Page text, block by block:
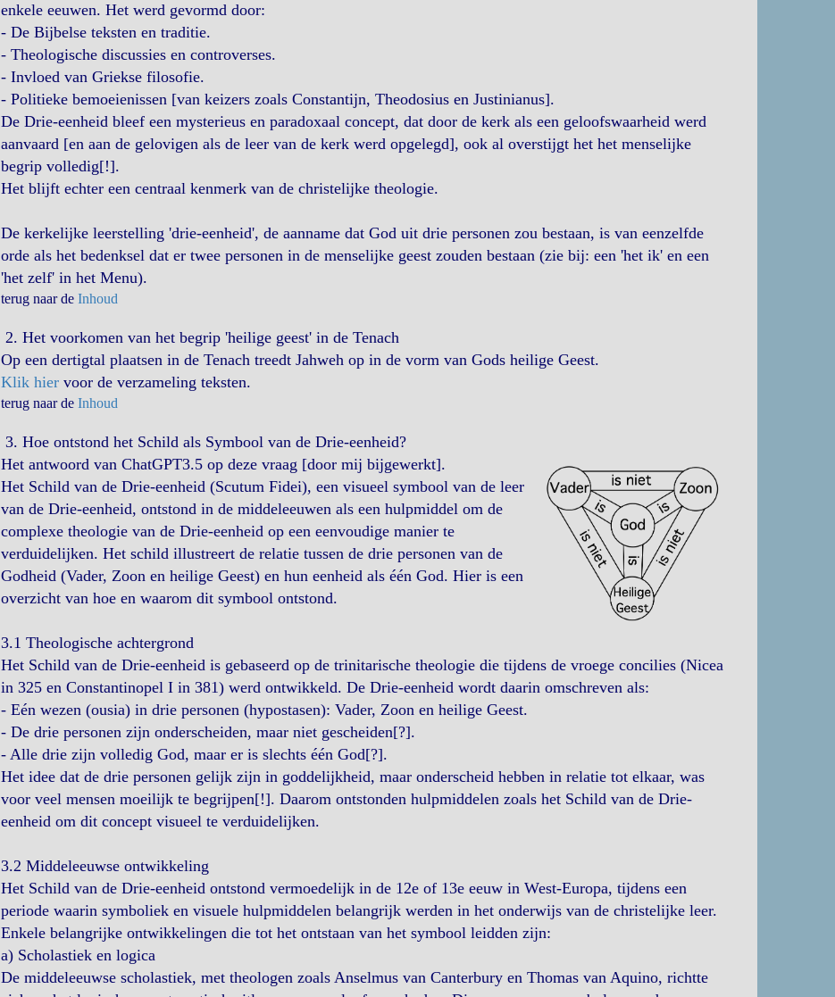
enkele eeuwen. Het werd gevormd door:
- De Bijbelse teksten en traditie.
- Theologische discussies en controverses.
- Invloed van Griekse filosofie.
- Politieke bemoeienissen [van keizers zoals Constantijn, Theodosius en Justinianus].
De Drie-eenheid bleef een mysterieus en paradoxaal concept, dat door de kerk als een geloofswaarheid werd
aanvaard [en aan de gelovigen als de leer van de kerk werd opgelegd], ook al overstijgt het het menselijke
begrip volledig[!].
Het blijft echter een centraal kenmerk van de christelijke theologie.
De kerkelijke leerstelling 'drie-eenheid', de aanname dat God uit drie personen zou bestaan, is van eenzelfde
orde als het bedenksel dat er twee personen in de menselijke geest zouden bestaan (zie bij: een 'het ik' en een
'het zelf' in het Menu).
terug naar de Inhoud
2. Het voorkomen van het begrip 'heilige geest' in de Tenach
Op een dertigtal plaatsen in de Tenach treedt Jahweh op in de vorm van Gods heilige Geest.
Klik hiervoor de verzameling teksten.
terug naar de Inhoud
3. Hoe ontstond het Schild als Symbool van de Drie-eenheid?
Het antwoord van ChatGPT3.5 op deze vraag [door mij bijgewerkt].
Het Schild van de Drie-eenheid (Scutum Fidei), een visueel symbool van de leer
van de Drie-eenheid, ontstond in de middeleeuwen als een hulpmiddel om de
complexe theologie van de Drie-eenheid op een eenvoudige manier te
verduidelijken. Het schild illustreert de relatie tussen de drie personen van de
Godheid (Vader, Zoon en heilige Geest) en hun eenheid als één God. Hier is een
overzicht van hoe en waarom dit symbool ontstond.
3.1 Theologische achtergrond
Het Schild van de Drie-eenheid is gebaseerd op de trinitarische theologie die tijdens de vroege concilies (Nicea
in 325 en Constantinopel I in 381) werd ontwikkeld. De Drie-eenheid wordt daarin omschreven als:
- Eén wezen (ousia) in drie personen (hypostasen): Vader, Zoon en heilige Geest.
- De drie personen zijn onderscheiden, maar niet gescheiden[?].
- Alle drie zijn volledig God, maar er is slechts één God[?].
Het idee dat de drie personen gelijk zijn in goddelijkheid, maar onderscheid hebben in relatie tot elkaar, was
voor veel mensen moeilijk te begrijpen[!]. Daarom ontstonden hulpmiddelen zoals het Schild van de Drie-
eenheid om dit concept visueel te verduidelijken.
3.2 Middeleeuwse ontwikkeling
Het Schild van de Drie-eenheid ontstond vermoedelijk in de 12e of 13e eeuw in West-Europa, tijdens een
periode waarin symboliek en visuele hulpmiddelen belangrijk werden in het onderwijs van de christelijke leer.
Enkele belangrijke ontwikkelingen die tot het ontstaan van het symbool leidden zijn:
a) Scholastiek en logica
De middeleeuwse scholastiek, met theologen zoals Anselmus van Canterbury en Thomas van Aquino, richtte